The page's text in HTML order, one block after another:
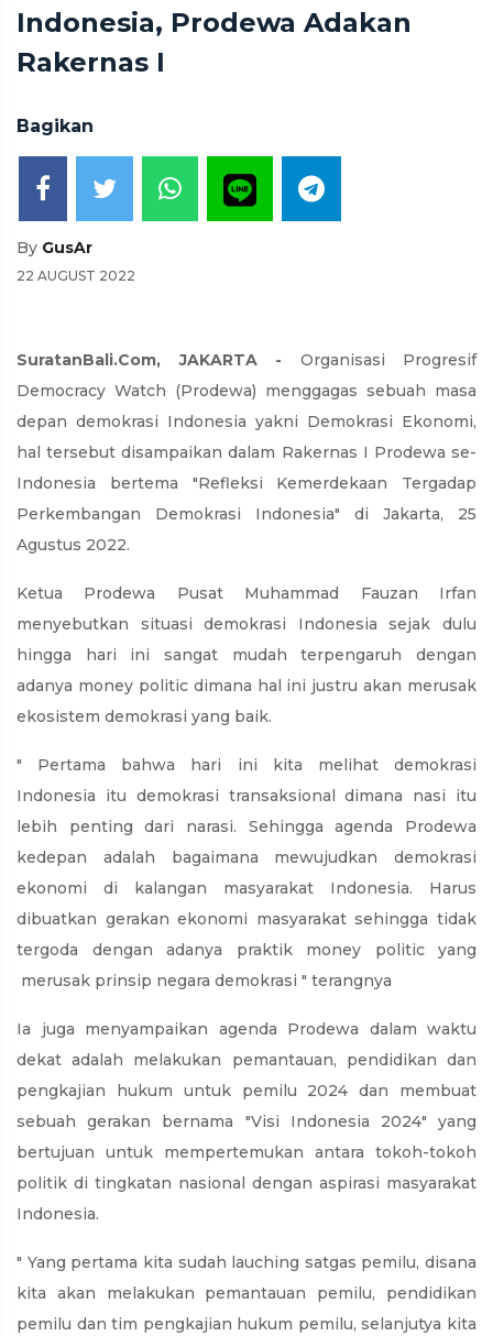
Indonesia, Prodewa Adakan
Rakernas I
Bagikan
By GusAr
22 AUGUST 2022
SuratanBali.Com, JAKARTA - Organisasi Progresif
Democracy Watch (Prodewa) menggagas sebuah masa
depan demokrasi Indonesia yakni Demokrasi Ekonomi,
hal tersebut disampaikan dalam Rakernas I Prodewa se-
Indonesia bertema "Refleksi Kemerdekaan Tergadap
Perkembangan Demokrasi Indonesia" di Jakarta, 25
Agustus 2022.
Ketua Prodewa Pusat Muhammad Fauzan Irfan
menyebutkan situasi demokrasi Indonesia sejak dulu
hingga hari ini sangat mudah terpengaruh dengan
adanya money politic dimana hal ini justru akan merusak
ekosistem demokrasi yang baik.
" Pertama bahwa hari ini kita melihat demokrasi
Indonesia itu demokrasi transaksional dimana nasi itu
lebih penting dari narasi. Sehingga agenda Prodewa
kedepan adalah bagaimana mewujudkan demokrasi
ekonomi di kalangan masyarakat Indonesia. Harus
dibuatkan gerakan ekonomi masyarakat sehingga tidak
tergoda dengan adanya praktik money politic yang
merusak prinsip negara demokrasi " terangnya
Ia juga menyampaikan agenda Prodewa dalam waktu
dekat adalah melakukan pemantauan, pendidikan dan
pengkajian hukum untuk pemilu 2024 dan membuat
sebuah gerakan bernama "Visi Indonesia 2024" yang
bertujuan untuk mempertemukan antara tokoh-tokoh
politik di tingkatan nasional dengan aspirasi masyarakat
Indonesia.
" Yang pertama kita sudah lauching satgas pemilu, disana
kita akan melakukan pemantauan pemilu, pendidikan
pemilu dan tim pengkajian hukum pemilu, selanjutya kita